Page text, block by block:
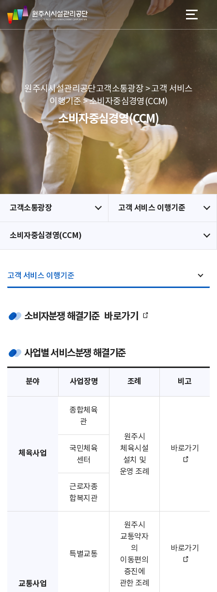
네
이
션
본문 바로가기
메뉴 바로가기
원
주
시
시
설
관
리
공
단
원주시시설관리공단고객소통광장 > 고객 서비스
이행기준 > 소비자중심경영(CCM)
소비자중심경영(CCM)
고객소통광장 고객 서비스 이행기준
소비자중심경영(CCM)
고객 서비스 이행기준
소비자분쟁 해결기준 바로가기
사업별 서비스분쟁 해결기준
분야 사업장명 조례 비고
체육사업
종합체육
관
원주시
체육시설
설치 및
운영 조례
바로가기
국민체육
센터
근로자종
합복지관
교통사업
특별교통
원주시
교통약자
의
이동편의
증진에
관한 조례
바로가기